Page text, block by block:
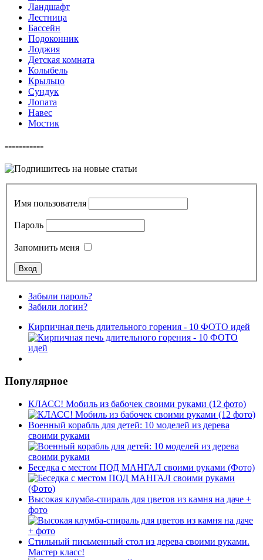
Ландшафт
Лестница
Бассейн
Подоконник
Лоджия
Детская комната
Колыбель
Крыльцо
Сундук
Лопата
Навес
Мостик
-----------
Имя пользователя
Пароль
Запомнить меня
Забыли пароль?
Забили логин?
Кирпичная печь длительного горения - 10 ФОТО идей
Популярное
КЛАСС! Мобиль из бабочек своими руками (12 фото)
Военный корабль для детей: 10 моделей из дерева
своими руками
Беседка с местом ПОД МАНГАЛ своими руками (Фото)
Высокая клумба-спираль для цветов из камня на даче +
фото
Стильный письменный стол из дерева своими руками.
Мастер класс!